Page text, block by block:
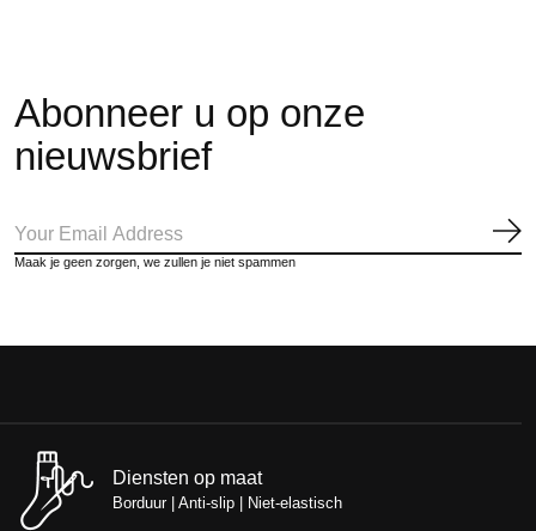
Abonneer u op onze
nieuwsbrief
Maak je geen zorgen, we zullen je niet spammen
Diensten op maat
Borduur | Anti-slip | Niet-elastisch